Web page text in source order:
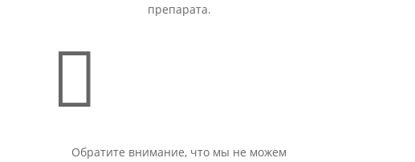
препарата.

Обратите внимание, что мы не можем